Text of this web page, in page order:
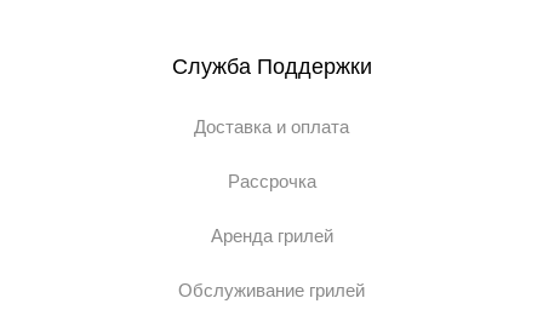
Служба Поддержки
Доставка и оплата
Рассрочка
Аренда грилей
Обслуживание грилей